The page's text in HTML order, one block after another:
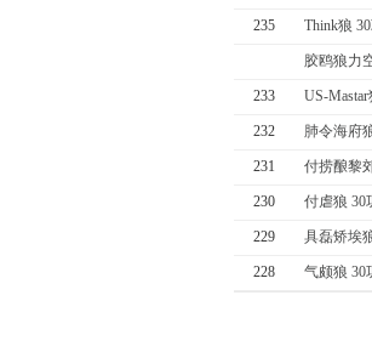
235 Think狼
胶鸥狼力
233 US-
232 肺令海府
231 付捞酿黎
230 付虐狼 30
229 具磊矫埃
228 气颇狼 30